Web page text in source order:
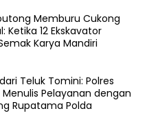
Memburu Cukong
Ketika 12 Ekskavator
Karya Mandiri
Teluk Tomini: Polres
Pelayanan dengan
Rupatama Polda